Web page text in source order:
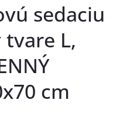
sedaciu
tvare L,
cm